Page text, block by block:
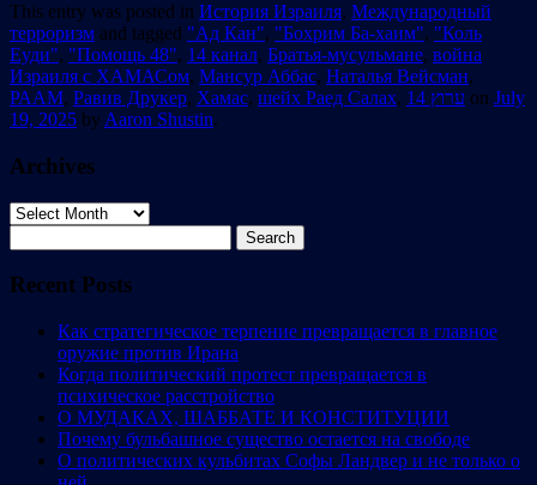
This entry was posted in История Израиля, Международный
терроризм and tagged "Ад Кан", "Бохрим Ба-хаим", "Коль
Еуди", "Помощь 48", 14 канал, Братья-мусульмане, война
Израиля с ХАМАСом, Мансур Аббас, Наталья Вейсман,
РААМ, Равив Друкер, Хамас, шейх Раед Салах, ערוץ 14 on July
19, 2025 by Aaron Shustin.
Archives
Archives
for:
Recent Posts
Как стратегическое терпение превращается в главное
оружие против Ирана
Когда политический протест превращается в
психическое расстройство
О МУДАКАХ, ШАББАТЕ И КОНСТИТУЦИИ
Почему бульбашное существо остается на свободе
О политических кульбитах Софы Ландвер и не только о